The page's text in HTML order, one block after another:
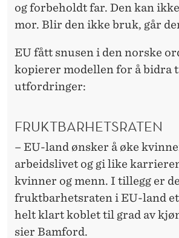
og forbeholdt far. Den kan
mor. Blir den ikke bruk, går
EU fått snusen i den norske
kopierer modellen for å bidra
utfordringer:
FRUKTBARHETSRATEN
– EU-land ønsker å øke
arbeidslivet og gi like
kvinner og menn. I tillegg er
fruktbarhetsraten i EU-land
helt klart koblet til grad av
sier Bamford.